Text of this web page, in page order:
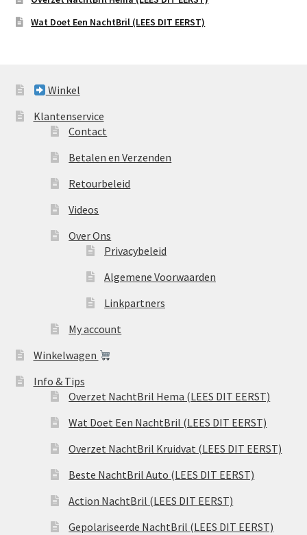
Wat Doet Een NachtBril (LEES DIT EERST)
Winkel
Klantenservice
Contact
Betalen en Verzenden
Retourbeleid
Videos
Over Ons
Privacybeleid
Algemene Voorwaarden
Linkpartners
My account
Winkelwagen
Info & Tips
Overzet NachtBril Hema (LEES DIT EERST)
Wat Doet Een NachtBril (LEES DIT EERST)
Overzet NachtBril Kruidvat (LEES DIT EERST)
Beste NachtBril Auto (LEES DIT EERST)
Action NachtBril (LEES DIT EERST)
Gepolariseerde NachtBril (LEES DIT EERST)